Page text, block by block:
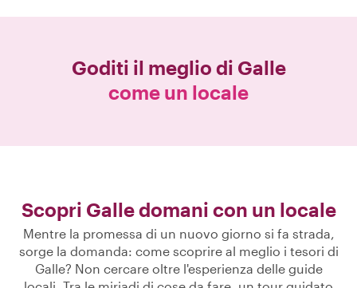
Goditi il meglio di Galle
come un locale
Scopri Galle domani con un locale
Mentre la promessa di un nuovo giorno si fa strada,
sorge la domanda: come scoprire al meglio i tesori di
Galle? Non cercare oltre l'esperienza delle guide